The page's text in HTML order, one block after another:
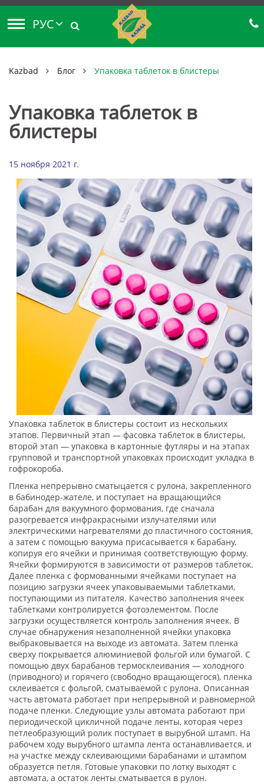
РУС
Kazbad Блог Упаковка таблеток в блистеры
Упаковка таблеток в
блистеры
15 ноября 2021 г.
Упаковка таблеток в блистеры состоит из нескольких
этапов. Первичный этап — фасовка таблеток в блистеры,
второй этап — упаковка в картонные футляры и на этапах
групповой и транспортной упаковках происходит укладка в
гофрокороба.
Пленка непрерывно сматыцается с рулона, закрепленного
в бабинодер-жателе, и поступает на вращающийся
барабан для вакуумного формования, где сначала
разогревается инфракрасными излучателями или
электрическими нагревателями до пластичного состояния,
а затем с помощью вакуума присасывается к барабану,
копируя его ячейки и принимая соответствующую форму.
Ячейки формируются в зависимости от размеров таблеток.
Далее пленка с формованными ячейками поступает на
позицию загрузки ячеек упаковываемыми таблетками,
поступающими из питателя. Качество заполнения ячеек
таблетками контролируется фотоэлементом. После
загрузки осуществляется контроль заполнения ячеек. В
случае обнаружения незаполненной ячейки упаковка
выбраковывается на выходе из автомата. Затем пленка
сверху покрывается алюминиевой фольгой или бумагой. С
помощью двух барабанов термосклеивания — холодного
(приводного) и горячего (свободно вращающегося), пленка
склеивается с фольгой, сматываемой с рулона. Описанная
часть автомата работает при непрерывной и равномерной
подаче пленки. Следующие узлы автомата работают при
периодической цикличной подаче ленты, которая через
петлеобразующий ролик поступает в вырубной штамп. На
рабочем ходу вырубного штампа лента останавливается, и
на участке между склеивающими барабанами и штампом
образуется петля. Готовые упаковки по лотку выходят с
автомата, а остаток ленты сматывается в рулон.